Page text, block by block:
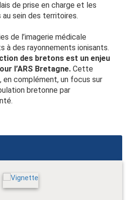
de prise en charge et les
sein des territoires.
de l’imagerie médicale
à des rayonnements ionisants.
des bretons est un enjeu
l’ARS Bretagne. Cette
complément, un focus sur
bretonne par